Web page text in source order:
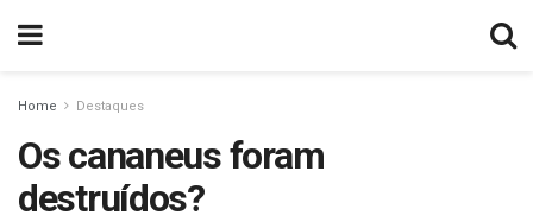
Home Destaques
Os cananeus foram
destruídos?